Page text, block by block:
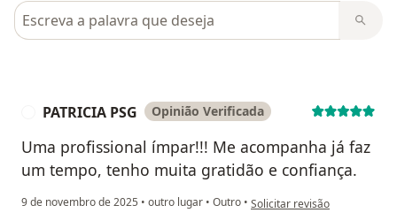
Pesquisar em opiniões
PATRICIA PSG Opinião Verificada
Uma profissional ímpar!!! Me acompanha já faz
um tempo, tenho muita gratidão e confiança.
9 de novembro de 2025 • outro lugar • Outro • na opinião do utilizador
Solicitar revisão